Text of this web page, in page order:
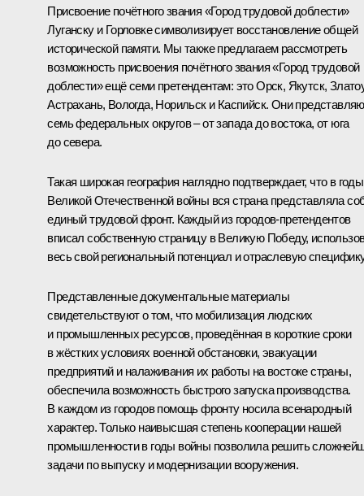
Присвоение почётного звания «Город трудовой доблести»
Луганску и Горловке символизирует восстановление общей
исторической памяти. Мы также предлагаем рассмотреть
возможность присвоения почётного звания «Город трудовой
доблести» ещё семи претендентам: это Орск, Якутск,
Астрахань, Вологда, Норильск и Каспийск. Они
семь федеральных округов – от запада до востока, от юга
до севера.
Такая широкая география наглядно подтверждает, что в годы
Великой Отечественной войны вся страна представляла
единый трудовой фронт. Каждый из городов-претендентов
вписал собственную страницу в Великую Победу,
весь свой региональный потенциал и отраслевую
Представленные документальные материалы
свидетельствуют о том, что мобилизация людских
и промышленных ресурсов, проведённая в короткие сроки
в жёстких условиях военной обстановки, эвакуации
предприятий и налаживания их работы на востоке страны,
обеспечила возможность быстрого запуска производства.
В каждом из городов помощь фронту носила всенародный
характер. Только наивысшая степень кооперации нашей
промышленности в годы войны позволила решить
задачи по выпуску и модернизации вооружения.